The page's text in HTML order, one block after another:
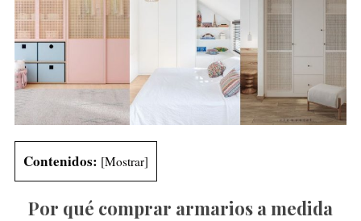
Contenidos: [Mostrar]
Por qué comprar armarios a medida